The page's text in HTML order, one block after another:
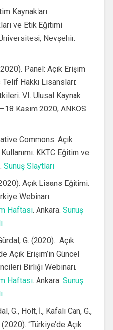
Kaynakları
ve Etik Eğitimi
Nevşehir.
Panel: Açık Erişim
Hakkı Lisansları:
VI. Ulusal Kaynak
Kasım 2020, ANKOS.
Commons: Açık
KKTC Eğitim ve
Sunuş Slaytları
Açık Lisans Eğitimi.
Webinarı.
Haftası. Ankara. Sunuş
G. (2020). Açık
Açık Erişim’in Güncel
Birliği Webinarı.
Haftası. Ankara. Sunuş
G., Holt, İ., Kafalı Can, G.,
“Türkiye’de Açık